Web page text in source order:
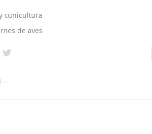
cunicultura
de aves